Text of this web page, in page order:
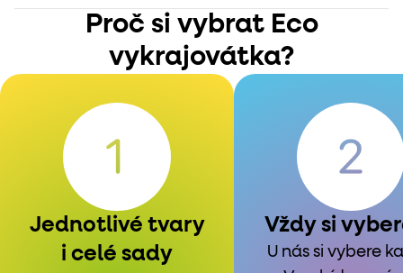
Proč si vybrat Eco
vykrajovátka?
Jednotlivé tvary
i celé sady
Vždy si
U nás si vybere